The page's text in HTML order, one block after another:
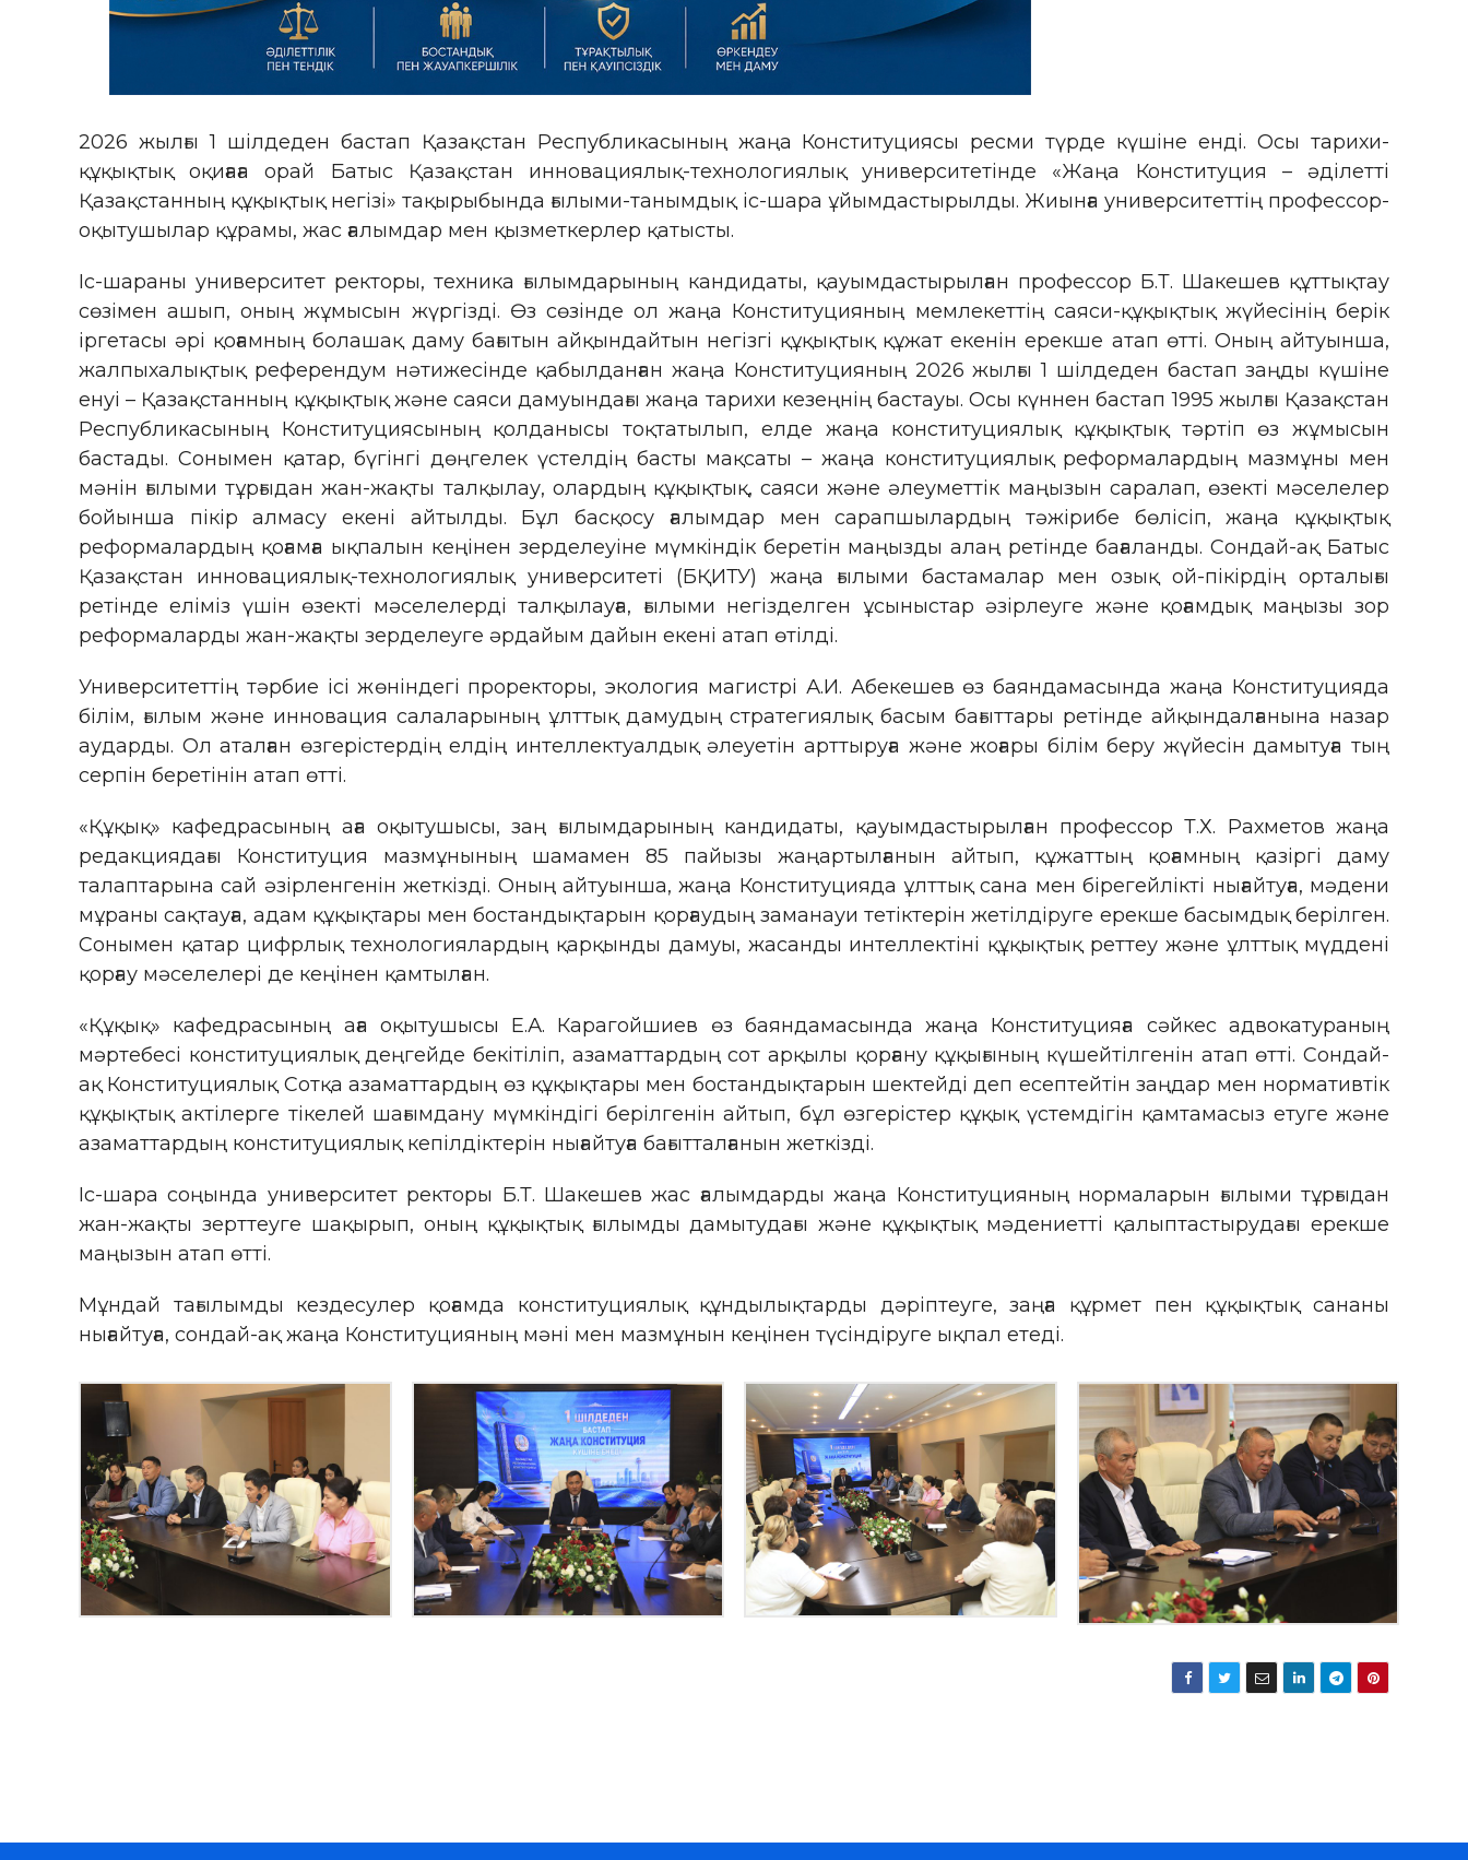
2026 жылғы 1 шілдеден бастап Қазақстан Республикасының жаңа Конституциясы ресми түрде күшіне енді. Осы тарихи-
құқықтық оқиғаға орай Батыс Қазақстан инновациялық-технологиялық университетінде «Жаңа Конституция – әділетті
Қазақстанның құқықтық негізі» тақырыбында ғылыми-танымдық іс-шара ұйымдастырылды. Жиынға университеттің профессор-
оқытушылар құрамы, жас ғалымдар мен қызметкерлер қатысты.
Іс-шараны университет ректоры, техника ғылымдарының кандидаты, қауымдастырылған профессор Б.Т. Шакешев құттықтау
сөзімен ашып, оның жұмысын жүргізді. Өз сөзінде ол жаңа Конституцияның мемлекеттің саяси-құқықтық жүйесінің берік
іргетасы әрі қоғамның болашақ даму бағытын айқындайтын негізгі құқықтық құжат екенін ерекше атап өтті. Оның айтуынша,
жалпыхалықтық референдум нәтижесінде қабылданған жаңа Конституцияның 2026 жылғы 1 шілдеден бастап заңды күшіне
енуі – Қазақстанның құқықтық және саяси дамуындағы жаңа тарихи кезеңнің бастауы. Осы күннен бастап 1995 жылғы Қазақстан
Республикасының Конституциясының қолданысы тоқтатылып, елде жаңа конституциялық құқықтық тәртіп өз жұмысын
бастады. Сонымен қатар, бүгінгі дөңгелек үстелдің басты мақсаты – жаңа конституциялық реформалардың мазмұны мен
мәнін ғылыми тұрғыдан жан-жақты талқылау, олардың құқықтық, саяси және әлеуметтік маңызын саралап, өзекті мәселелер
бойынша пікір алмасу екені айтылды. Бұл басқосу ғалымдар мен сарапшылардың тәжірибе бөлісіп, жаңа құқықтық
реформалардың қоғамға ықпалын кеңінен зерделеуіне мүмкіндік беретін маңызды алаң ретінде бағаланды. Сондай-ақ Батыс
Қазақстан инновациялық-технологиялық университеті (БҚИТУ) жаңа ғылыми бастамалар мен озық ой-пікірдің орталығы
ретінде еліміз үшін өзекті мәселелерді талқылауға, ғылыми негізделген ұсыныстар әзірлеуге және қоғамдық маңызы зор
реформаларды жан-жақты зерделеуге әрдайым дайын екені атап өтілді.
Университеттің тәрбие ісі жөніндегі проректоры, экология магистрі А.И. Абекешев өз баяндамасында жаңа Конституцияда
білім, ғылым және инновация салаларының ұлттық дамудың стратегиялық басым бағыттары ретінде айқындалғанына назар
аударды. Ол аталған өзгерістердің елдің интеллектуалдық әлеуетін арттыруға және жоғары білім беру жүйесін дамытуға тың
серпін беретінін атап өтті.
«Құқық» кафедрасының аға оқытушысы, заң ғылымдарының кандидаты, қауымдастырылған профессор Т.Х. Рахметов жаңа
редакциядағы Конституция мазмұнының шамамен 85 пайызы жаңартылғанын айтып, құжаттың қоғамның қазіргі даму
талаптарына сай әзірленгенін жеткізді. Оның айтуынша, жаңа Конституцияда ұлттық сана мен бірегейлікті нығайтуға, мәдени
мұраны сақтауға, адам құқықтары мен бостандықтарын қорғаудың заманауи тетіктерін жетілдіруге ерекше басымдық берілген.
Сонымен қатар цифрлық технологиялардың қарқынды дамуы, жасанды интеллектіні құқықтық реттеу және ұлттық мүддені
қорғау мәселелері де кеңінен қамтылған.
«Құқық» кафедрасының аға оқытушысы Е.А. Карагойшиев өз баяндамасында жаңа Конституцияға сәйкес адвокатураның
мәртебесі конституциялық деңгейде бекітіліп, азаматтардың сот арқылы қорғану құқығының күшейтілгенін атап өтті. Сондай-
ақ Конституциялық Сотқа азаматтардың өз құқықтары мен бостандықтарын шектейді деп есептейтін заңдар мен нормативтік
құқықтық актілерге тікелей шағымдану мүмкіндігі берілгенін айтып, бұл өзгерістер құқық үстемдігін қамтамасыз етуге және
азаматтардың конституциялық кепілдіктерін нығайтуға бағытталғанын жеткізді.
Іс-шара соңында университет ректоры Б.Т. Шакешев жас ғалымдарды жаңа Конституцияның нормаларын ғылыми тұрғыдан
жан-жақты зерттеуге шақырып, оның құқықтық ғылымды дамытудағы және құқықтық мәдениетті қалыптастырудағы ерекше
маңызын атап өтті.
Мұндай тағылымды кездесулер қоғамда конституциялық құндылықтарды дәріптеуге, заңға құрмет пен құқықтық сананы
нығайтуға, сондай-ақ жаңа Конституцияның мәні мен мазмұнын кеңінен түсіндіруге ықпал етеді.